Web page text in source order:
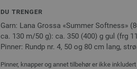
DU TRENGER
Garn: Lana Grossa «Summer Softness»
ca. 130 m/50 g): ca. 350 (400) g gul (frg
Pinner: Rundp nr. 4, 50 og 80 cm lang,
Pinner, knapper og annet tilbehør er ikke